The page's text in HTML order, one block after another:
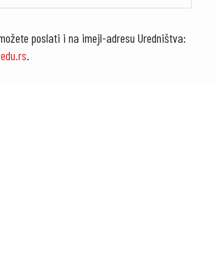
poslati i na imejl-adresu Uredništva:
.